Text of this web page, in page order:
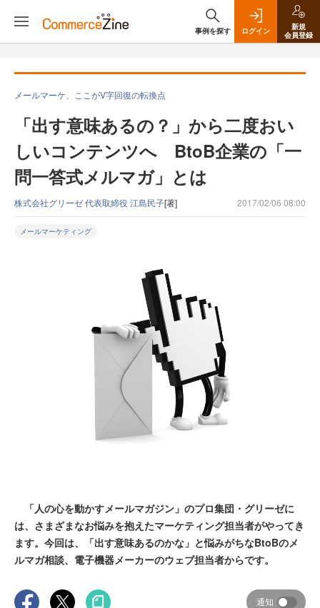
事例を探す ログイン
新規
会員登録
メールマーケ、ここがV字回復の転換点
「出す意味あるの？」から二度おい
しいコンテンツへ BtoB企業の「一
問一答式メルマガ」とは
株式会社グリーゼ 代表取締役 江島民子[著] 2017/02/06 08:00
メールマーケティング
「人の心を動かすメールマガジン」のプロ集団・グリーゼに
は、さまざまなお悩みを抱えたマーケティング担当者がやってき
ます。今回は、「出す意味あるのかな」と悩みがちなBtoBのメ
ルマガ相談、電子機器メーカーのウェブ担当者からです。
通知